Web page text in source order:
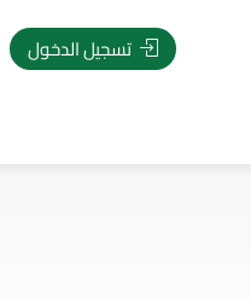
تسجيل الدخول